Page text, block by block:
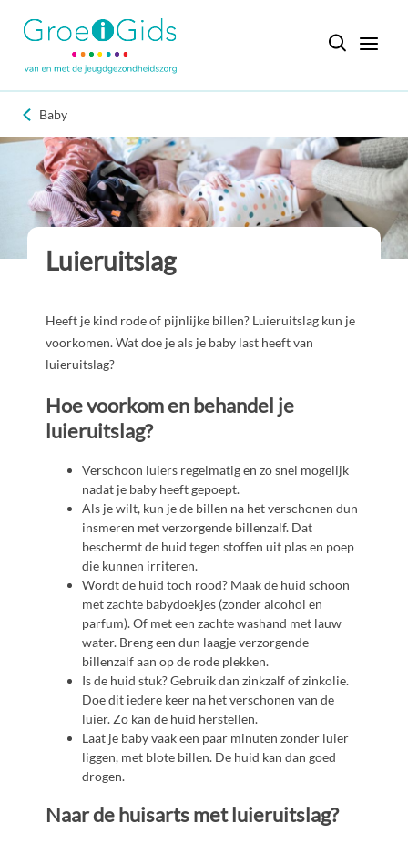
Baby
Luieruitslag
Heeft je kind rode of pijnlijke billen? Luieruitslag kun je
voorkomen. Wat doe je als je baby last heeft van
luieruitslag?
Hoe voorkom en behandel je
luieruitslag?
Verschoon luiers regelmatig en zo snel mogelijk
nadat je baby heeft gepoept.
Als je wilt, kun je de billen na het verschonen dun
insmeren met verzorgende billenzalf. Dat
beschermt de huid tegen stoffen uit plas en poep
die kunnen irriteren.
Wordt de huid toch rood? Maak de huid schoon
met zachte babydoekjes (zonder alcohol en
parfum). Of met een zachte washand met lauw
water. Breng een dun laagje verzorgende
billenzalf aan op de rode plekken.
Is de huid stuk? Gebruik dan zinkzalf of zinkolie.
Doe dit iedere keer na het verschonen van de
luier. Zo kan de huid herstellen.
Laat je baby vaak een paar minuten zonder luier
liggen, met blote billen. De huid kan dan goed
drogen.
Naar de huisarts met luieruitslag?